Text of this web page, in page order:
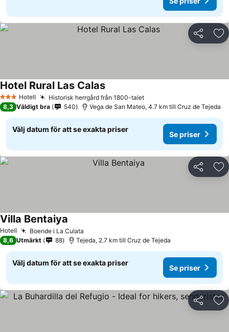
Dela
3 StjärnorHotell Historisk herrgård från 1800-talet
Hotel Rural Las Calas
8,3 Väldigt bra 540 Vega de San Mateo, 4.7 km till Cruz de Tejeda
Välj datum för att se exakta priser
Se priser
Dela
Hotell Boende i La Culata
Villa Bentaiya
8,6 Utmärkt 88 Tejeda, 2.7 km till Cruz de Tejeda
Välj datum för att se exakta priser
Se priser
Dela